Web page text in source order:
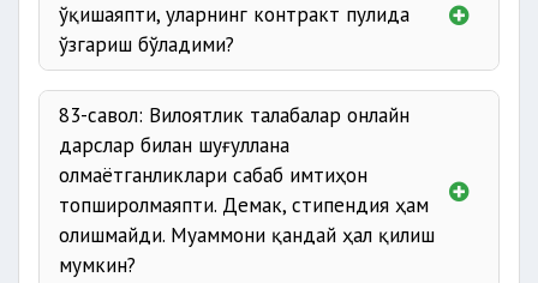
ўқишаяпти, уларнинг контракт пулида
ўзгариш бўладими?
83-савол: Вилоятлик талабалар онлайн
дарслар билан шуғуллана
олмаётганликлари сабаб имтиҳон
топширолмаяпти. Демак, стипендия ҳам
олишмайди. Муаммони қандай ҳал қилиш
мумкин?